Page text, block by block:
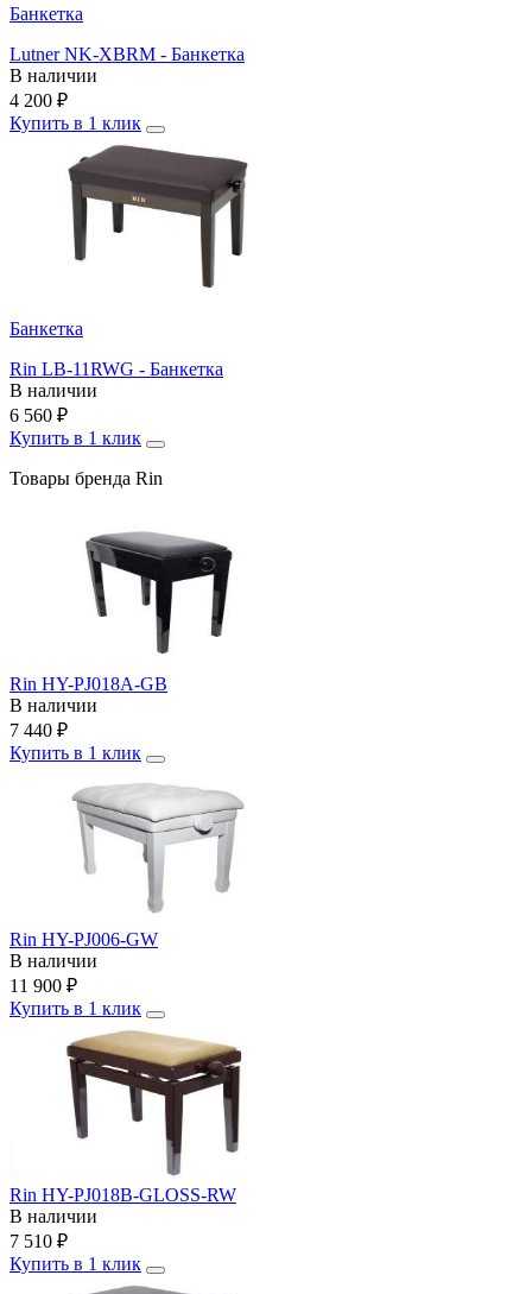
Банкетка
Lutner NK-XBRM - Банкетка
В наличии
4 200 ₽
Купить в 1 клик
Банкетка
Rin LB-11RWG - Банкетка
В наличии
6 560 ₽
Купить в 1 клик
Товары бренда Rin
Rin HY-PJ018A-GB
В наличии
7 440 ₽
Купить в 1 клик
Rin HY-PJ006-GW
В наличии
11 900 ₽
Купить в 1 клик
Rin HY-PJ018B-GLOSS-RW
В наличии
7 510 ₽
Купить в 1 клик